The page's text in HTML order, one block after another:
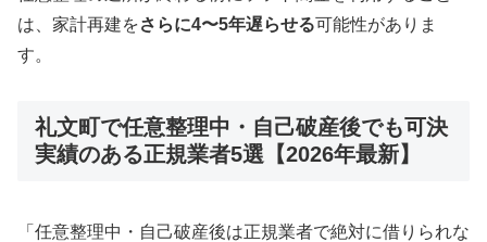
は、家計再建をさらに4〜5年遅らせる可能性がありま
す。
礼文町で任意整理中・自己破産後でも可決
実績のある正規業者5選【2026年最新】
「任意整理中・自己破産後は正規業者で絶対に借りられな